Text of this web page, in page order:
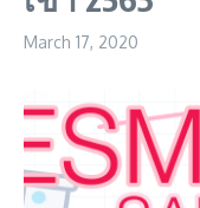
March 17, 2020